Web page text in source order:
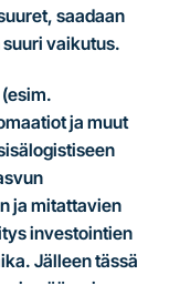
saadaan
vaikutus.
(esim.
ja muut
ja mitattavien
investointien
Jälleen tässä